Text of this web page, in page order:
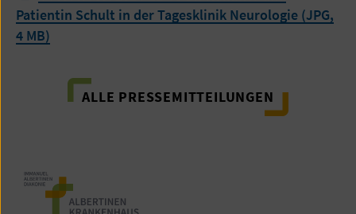
Patientin Schult in der Tagesklinik Neurologie (JPG,
4 MB)
ALLE PRESSEMITTEILUNGEN